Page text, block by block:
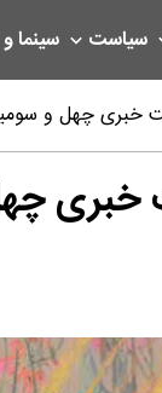
سیاست سینما و
چهل و سومین
چهل